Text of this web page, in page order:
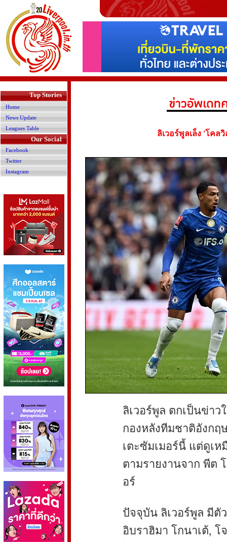
Top Stories
Home
News Update
Leagues Table
Our Social
Facebook
Twitter
Instagram
ลิเวอร์พูลเล็ง 'โคล
ลิเวอร์พูล ตกเป็นข่า
กองหลังทีมชาติอังกฤ
เตะซัมเมอร์นี้ แต่ดูเ
ตามรายงานจาก พีต
อร์
ปัจจุบัน ลิเวอร์พูล มีตั
อิบราฮิมา โกนาเต้,